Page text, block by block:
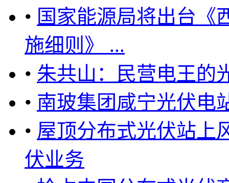
• 国家能源局将出台《
施细则》 ...
• 朱共山：民营电王的
• 南玻集团咸宁光伏电
• 屋顶分布式光伏站上
伏业务